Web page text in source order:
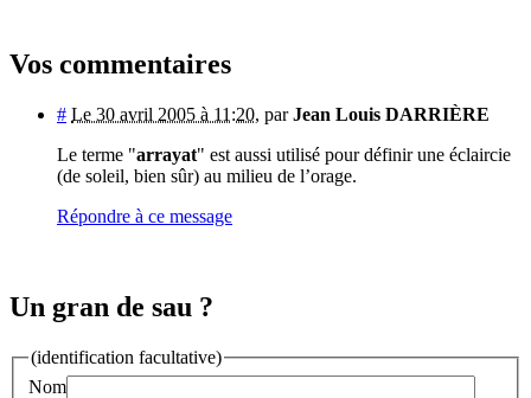
Vos commentaires
# Le 30 avril 2005 à 11:20, parJean Louis DARRIÈRE
Le terme "arrayat" est aussi utilisé pour définir une éclaircie
(de soleil, bien sûr) au milieu de l’orage.
Répondre à ce message
Un gran de sau ?
(identification facultative)
Nom